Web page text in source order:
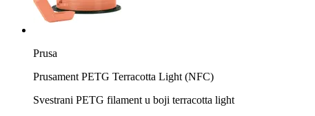
Prusa
Prusament PETG Terracotta Light (NFC)
Svestrani PETG filament u boji terracotta light